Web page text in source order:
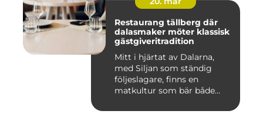
Restaurang tällberg där
dalasmaker möter klassisk
gästgiveritradition
Mitt i hjärtat av Dalarna,
med Siljan som ständig
följeslagare, finns en
matkultur som bär både